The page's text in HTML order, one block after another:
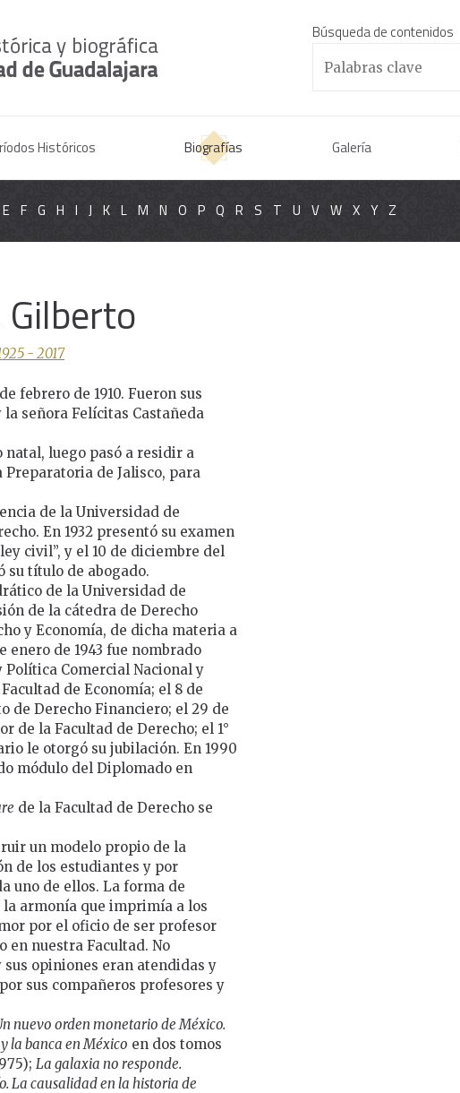
Búsqueda de contenidos
Históricos Biografías Galería
E F G H I J K L M N O P Q R S T U V W X Y Z
- 2017
febrero de 1910. Fueron sus
señora Felícitas Castañeda
luego pasó a residir a
de Jalisco, para
de la Universidad de
En 1932 presentó su examen
civil”, y el 10 de diciembre del
su título de abogado.
de la Universidad de
de la cátedra de Derecho
y Economía, de dicha materia a
de 1943 fue nombrado
Comercial Nacional y
de Economía; el 8 de
de Derecho Financiero; el 29 de
de la Facultad de Derecho; el 1°
le otorgó su jubilación. En 1990
módulo del Diplomado en
de la Facultad de Derecho se
un modelo propio de la
de los estudiantes y por
uno de ellos. La forma de
armonía que imprimía a los
por el oficio de ser profesor
en nuestra Facultad. No
opiniones eran atendidas y
sus compañeros profesores y
nuevo orden monetario de México.
la banca en México en dos tomos
La galaxia no responde.
La causalidad en la historia de